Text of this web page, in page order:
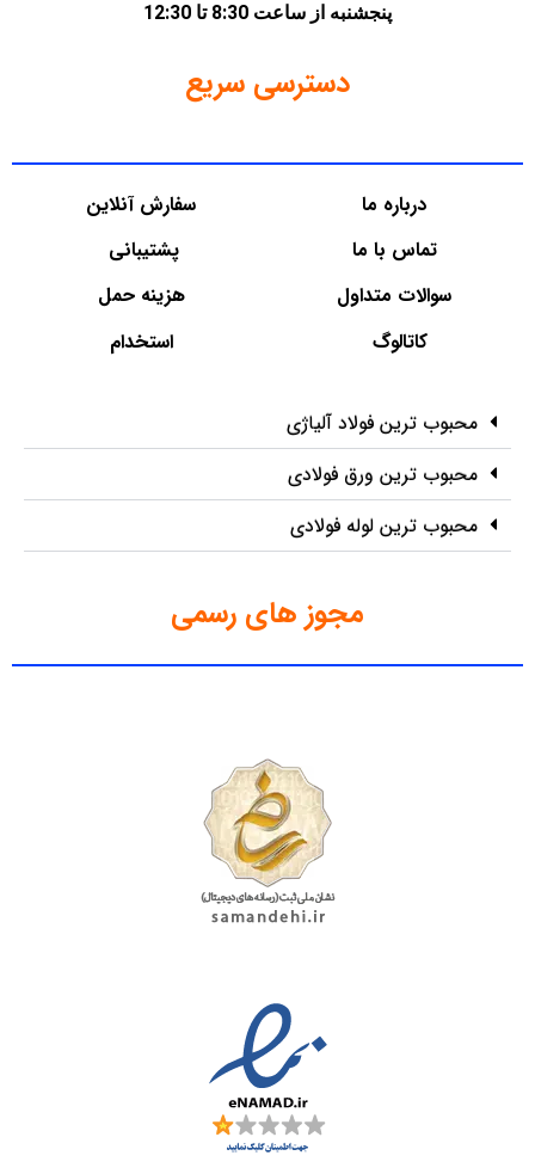
پنجشنبه از ساعت 8:30 تا 12:30
دسترسی سریع
درباره ما
تماس با ما
سوالات متداول
کاتالوگ
سفارش آنلاین
پشتیبانی
هزینه حمل
استخدام
محبوب ترین فولاد آلیاژی
محبوب ترین ورق فولادی
محبوب ترین لوله فولادی
مجوز های رسمی